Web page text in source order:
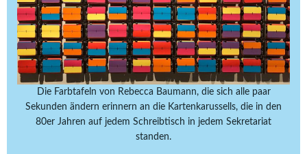
Die Farbtafeln von Rebecca Baumann, die sich alle paar
Sekunden ändern erinnern an die Kartenkarussells, die in den
80er Jahren auf jedem Schreibtisch in jedem Sekretariat
standen.